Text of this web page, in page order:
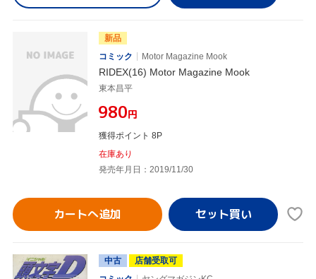
新品
コミック
Motor Magazine Mook
RIDEX(16) Motor Magazine Mook
東本昌平
¥980円
獲得ポイント 8P
在庫あり
発売年月日：2019/11/30
カートへ追加
中古
店舗受取可